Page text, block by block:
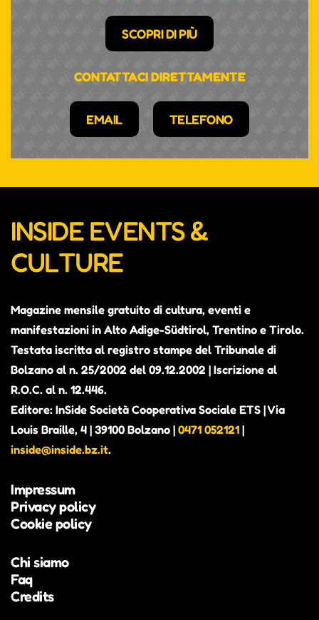
SCOPRI DI PIÙ
CONTATTACI DIRETTAMENTE
EMAIL TELEFONO
INSIDE EVENTS &
CULTURE
Magazine mensile gratuito di cultura, eventi e
manifestazioni in Alto Adige-Südtirol, Trentino e Tirolo.
Testata iscritta al registro stampe del Tribunale di
Bolzano al n. 25/2002 del 09.12.2002 | Iscrizione al
R.O.C. al n. 12.446.
Editore: InSide Società Cooperativa Sociale ETS | Via
Louis Braille, 4 | 39100 Bolzano | 0471 052121 |
inside@inside.bz.it.
Impressum
Privacy policy
Cookie policy
Chi siamo
Faq
Credits